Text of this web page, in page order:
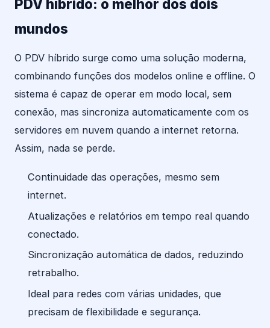
PDV híbrido: o melhor dos dois
mundos
O PDV híbrido surge como uma solução moderna,
combinando funções dos modelos online e offline. O
sistema é capaz de operar em modo local, sem
conexão, mas sincroniza automaticamente com os
servidores em nuvem quando a internet retorna.
Assim, nada se perde.
Continuidade das operações, mesmo sem
internet.
Atualizações e relatórios em tempo real quando
conectado.
Sincronização automática de dados, reduzindo
retrabalho.
Ideal para redes com várias unidades, que
precisam de flexibilidade e segurança.